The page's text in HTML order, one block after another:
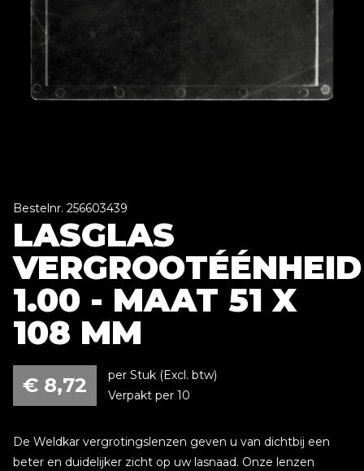
Bestelnr. 256603439
LASGLAS
VERGROOTÉÉNHEID
1.00 - MAAT 51 X
108 MM
€ 8,72
per Stuk (Excl. btw)
Verpakt per 10
De Weldkar vergrotingslenzen geven u van dichtbij een
beter en duidelijker zicht op uw lasnaad. Onze lenzen